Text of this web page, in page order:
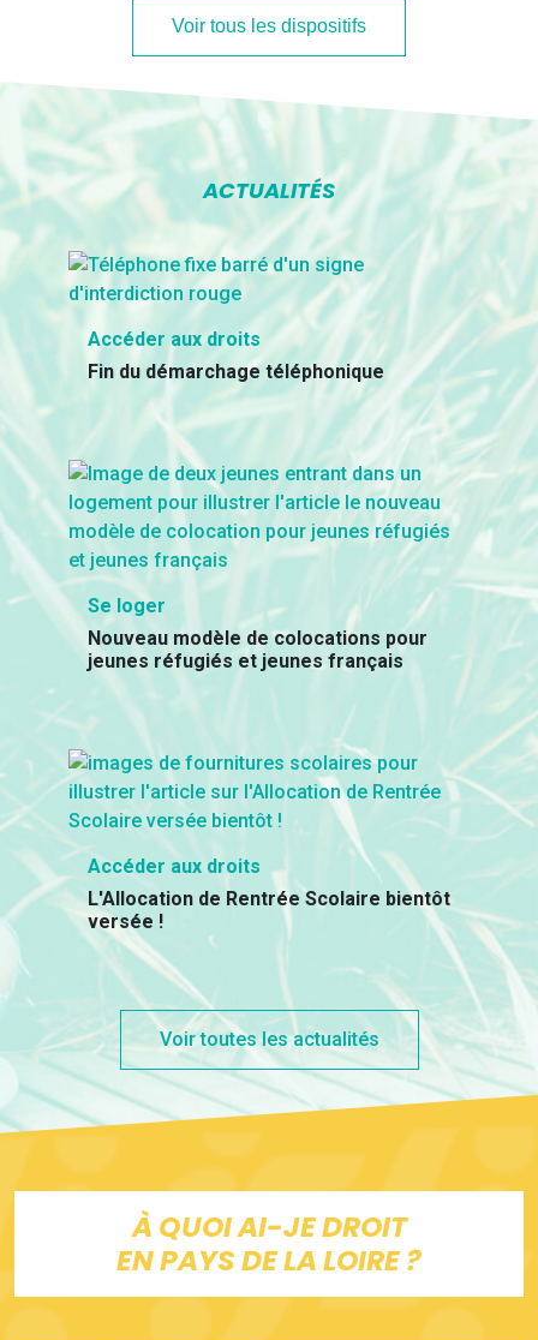
Voir tous les dispositifs
ACTUALITÉS
Accéder aux droits
Fin du démarchage téléphonique
Se loger
Nouveau modèle de colocations pour
jeunes réfugiés et jeunes français
Accéder aux droits
L'Allocation de Rentrée Scolaire bientôt
versée !
Voir toutes les actualités
À QUOI AI-JE DROIT
EN PAYS DE LA LOIRE ?